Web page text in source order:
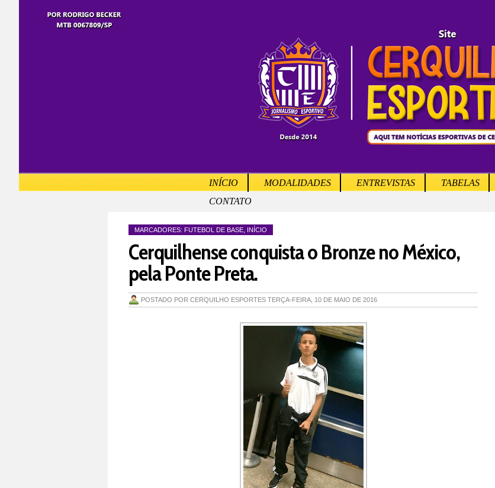
INÍCIO MODALIDADES ENTREVISTAS TABELAS
CONTATO
MARCADORES: FUTEBOL DE BASE INÍCIO
Cerquilhense conquista o Bronze no México,
pela Ponte Preta.
POSTADO POR CERQUILHO ESPORTES TERÇA-FEIRA, 10 DE MAIO DE 2016